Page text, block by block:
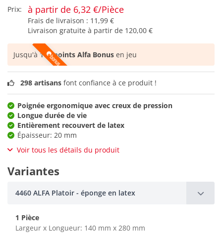
Prix:
à partir de 6,32 €/Pièce
Frais de livraison : 11,99 €
Livraison gratuite à partir de 120,00 €
Jusqu'à105 points Alfa Bonus en jeu
298 artisans font confiance à ce produit !
Poignée ergonomique avec creux de pression
Longue durée de vie
Entièrement recouvert de latex
Épaisseur: 20 mm
Voir tous les détails du produit
Variantes
4460 ALFA Platoir - éponge en latex
1 Pièce
Largeur x Longueur: 140 mm x 280 mm